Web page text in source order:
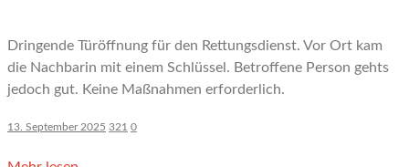
Dringende Türöffnung für den Rettungsdienst. Vor Ort kam
die Nachbarin mit einem Schlüssel. Betroffene Person gehts
jedoch gut. Keine Maßnahmen erforderlich.
13. September 2025 321 0